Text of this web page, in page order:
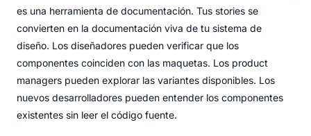
es una herramienta de documentación. Tus stories se
convierten en la documentación viva de tu sistema de
diseño. Los diseñadores pueden verificar que los
componentes coinciden con las maquetas. Los product
managers pueden explorar las variantes disponibles. Los
nuevos desarrolladores pueden entender los componentes
existentes sin leer el código fuente.